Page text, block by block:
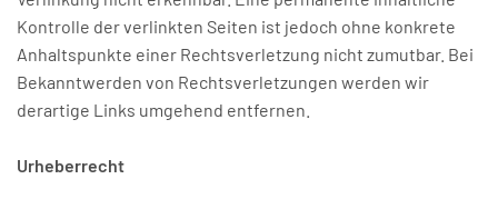
Kontrolle der verlinkten Seiten ist jedoch ohne konkrete
Anhaltspunkte einer Rechtsverletzung nicht zumutbar. Bei
Bekanntwerden von Rechtsverletzungen werden wir
derartige Links umgehend entfernen.
Urheberrecht